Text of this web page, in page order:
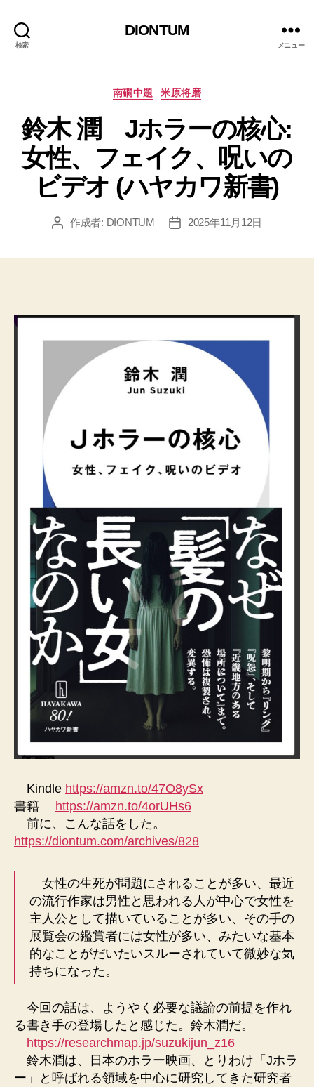
検索
DIONTUM
メニュー
カ
ゴ
リ
ー
南礀中題 米原将磨
鈴木 潤 Jホラーの核心:
女性、フェイク、呪いの
ビデオ (ハヤカワ新書)
投 作成者: DIONTUM
投
2025年11月12日
Kindle https://amzn.to/47O8ySx
書籍 https://amzn.to/4orUHs6
前に、こんな話をした。
https://diontum.com/archives/828
女性の生死が問題にされることが多い、最近
の流行作家は男性と思われる人が中心で女性を
主人公として描いていることが多い、その手の
展覧会の鑑賞者には女性が多い、みたいな基本
的なことがだいたいスルーされていて微妙な気
持ちになった。
今回の話は、ようやく必要な議論の前提を作れ
る書き手の登場したと感じた。鈴木潤だ。
https://researchmap.jp/suzukijun_z16
鈴木潤は、日本のホラー映画、とりわけ「Jホラ
ー」と呼ばれる領域を中心に研究してきた研究者